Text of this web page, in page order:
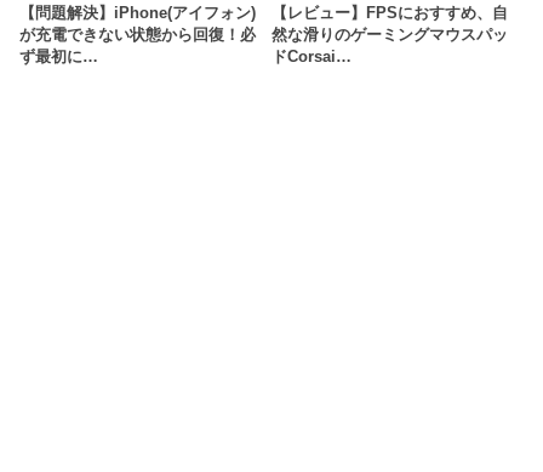
【問題解決】iPhone(アイフォン)
が充電できない状態から回復！必
ず最初に…
【レビュー】FPSにおすすめ、自
然な滑りのゲーミングマウスパッ
ドCorsai…